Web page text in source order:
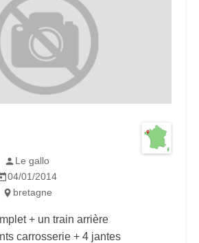
Le gallo
04/01/2014
bretagne
+ un train arrière
carrosserie + 4 jantes